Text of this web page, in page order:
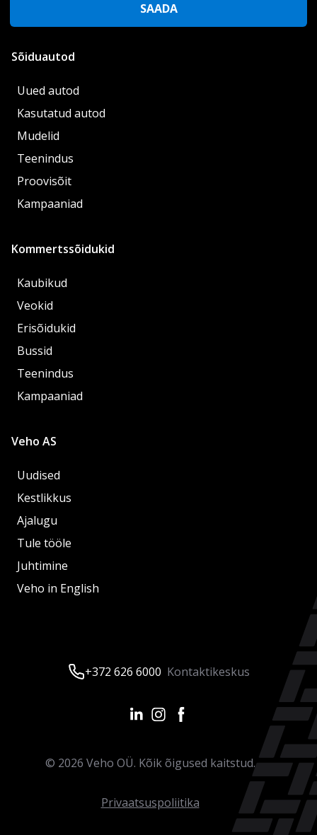
SAADA
Sõiduautod
Uued autod
Kasutatud autod
Mudelid
Teenindus
Proovisõit
Kampaaniad
Kommertssõidukid
Kaubikud
Veokid
Erisõidukid
Bussid
Teenindus
Kampaaniad
Veho AS
Uudised
Kestlikkus
Ajalugu
Tule tööle
Juhtimine
Veho in English
+372 626 6000 Kontaktikeskus
© 2026 Veho OÜ. Kõik õigused kaitstud.
Privaatsuspoliitika